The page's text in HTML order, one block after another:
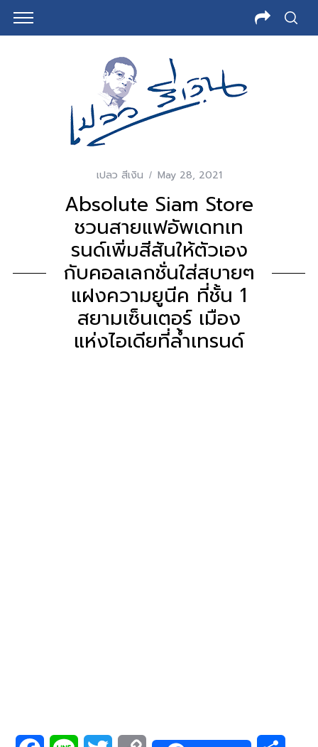
เปลว สีเงิน May 28, 2021
Absolute Siam Store
ชวนสายแฟอัพเดทเท
รนด์เพิ่มสีสันให้ตัวเอง
กับคอลเลกชั่นใส่สบายๆ
แฝงความยูนีค ที่ชั้น 1
สยามเซ็นเตอร์ เมือง
แห่งไอเดียที่ล้ำเทรนด์